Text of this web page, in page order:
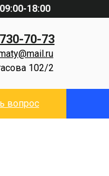
09:00-18:00
70-73
102/2
вопрос